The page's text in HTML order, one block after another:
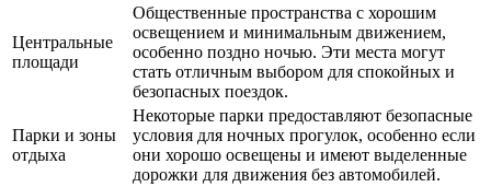
Центральные
площади
Общественные пространства с хорошим
освещением и минимальным движением,
особенно поздно ночью. Эти места могут
стать отличным выбором для спокойных и
безопасных поездок.
Парки и зоны
отдыха
Некоторые парки предоставляют безопасные
условия для ночных прогулок, особенно если
они хорошо освещены и имеют выделенные
дорожки для движения без автомобилей.